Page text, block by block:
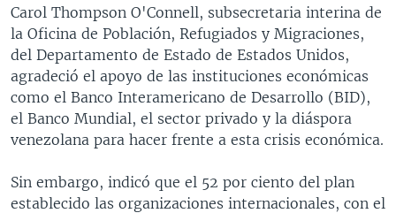
Carol Thompson O'Connell, subsecretaria interina de
la Oficina de Población, Refugiados y Migraciones,
del Departamento de Estado de Estados Unidos,
agradeció el apoyo de las instituciones económicas
como el Banco Interamericano de Desarrollo (BID),
el Banco Mundial, el sector privado y la diáspora
venezolana para hacer frente a esta crisis económica.
Sin embargo, indicó que el 52 por ciento del plan
establecido las organizaciones internacionales, con el